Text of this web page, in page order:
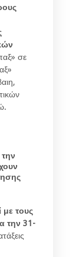
σε
με τους
την 31-